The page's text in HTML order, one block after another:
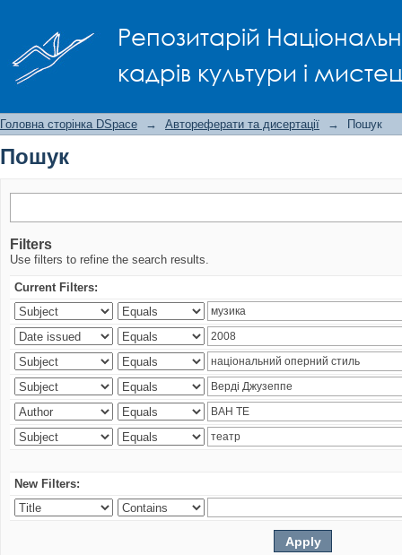
Репозитарій
кадрів культури і
Головна сторінка DSpace → Автореферати та дисертації → Пошук
Пошук
Filters
Use filters to refine the search results.
Current Filters:
New Filters: